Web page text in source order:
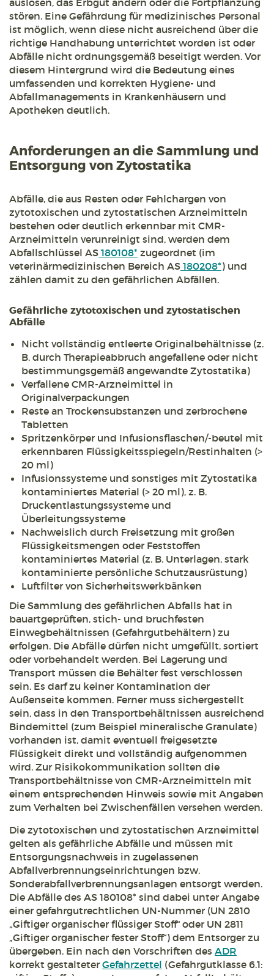
auslösen, das Erbgut ändern oder die Fortpflanzung
stören. Eine Gefährdung für medizinisches Personal
ist möglich, wenn diese nicht ausreichend über die
richtige Handhabung unterrichtet worden ist oder
Abfälle nicht ordnungsgemäß beseitigt werden. Vor
diesem Hintergrund wird die Bedeutung eines
umfassenden und korrekten Hygiene- und
Abfallmanagements in Krankenhäusern und
Apotheken deutlich.
Anforderungen an die Sammlung und
Entsorgung von Zytostatika
Abfälle, die aus Resten oder Fehlchargen von
zytotoxischen und zytostatischen Arzneimitteln
bestehen oder deutlich erkennbar mit CMR-
Arzneimitteln verunreinigt sind, werden dem
Abfallschlüssel AS 180108* zugeordnet (im
veterinärmedizinischen Bereich AS 180208*) und
zählen damit zu den gefährlichen Abfällen.
Gefährliche zytotoxischen und zytostatischen
Abfälle
Nicht vollständig entleerte Originalbehältnisse (z.
B. durch Therapieabbruch angefallene oder nicht
bestimmungsgemäß angewandte Zytostatika)
Verfallene CMR-Arzneimittel in
Originalverpackungen
Reste an Trockensubstanzen und zerbrochene
Tabletten
Spritzenkörper und Infusionsflaschen/-beutel mit
erkennbaren Flüssigkeitsspiegeln/Restinhalten (>
20 ml)
Infusionssysteme und sonstiges mit Zytostatika
kontaminiertes Material (> 20 ml), z. B.
Druckentlastungssysteme und
Überleitungssysteme
Nachweislich durch Freisetzung mit großen
Flüssigkeitsmengen oder Feststoffen
kontaminiertes Material (z. B. Unterlagen, stark
kontaminierte persönliche Schutzausrüstung)
Luftfilter von Sicherheitswerkbänken
Die Sammlung des gefährlichen Abfalls hat in
bauartgeprüften, stich- und bruchfesten
Einwegbehältnissen (Gefahrgutbehältern) zu
erfolgen. Die Abfälle dürfen nicht umgefüllt, sortiert
oder vorbehandelt werden. Bei Lagerung und
Transport müssen die Behälter fest verschlossen
sein. Es darf zu keiner Kontamination der
Außenseite kommen. Ferner muss sichergestellt
sein, dass in den Transportbehältnissen ausreichend
Bindemittel (zum Beispiel mineralische Granulate)
vorhanden ist, damit eventuell freigesetzte
Flüssigkeit direkt und vollständig aufgenommen
wird. Zur Risikokommunikation sollten die
Transportbehältnisse von CMR-Arzneimitteln mit
einem entsprechenden Hinweis sowie mit Angaben
zum Verhalten bei Zwischenfällen versehen werden.
Die zytotoxischen und zytostatischen Arzneimittel
gelten als gefährliche Abfälle und müssen mit
Entsorgungsnachweis in zugelassenen
Abfallverbrennungseinrichtungen bzw.
Sonderabfallverbrennungsanlagen entsorgt werden.
Die Abfälle des AS 180108* sind dabei unter Angabe
einer gefahrgutrechtlichen UN-Nummer (UN 2810
„Giftiger organischer flüssiger Stoff“ oder UN 2811
„Giftiger organischer fester Stoff“) dem Entsorger zu
übergeben. Ein nach den Vorschriften des ADR
korrekt gestalteterGefahrzettel (Gefahrgutklasse 6.1: